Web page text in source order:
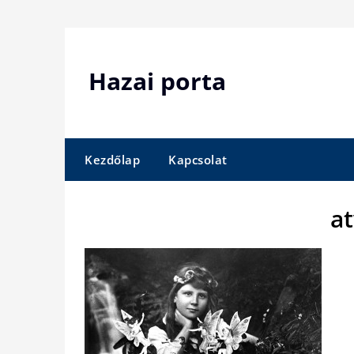
Hazai porta
Kezdőlap Kapcsolat